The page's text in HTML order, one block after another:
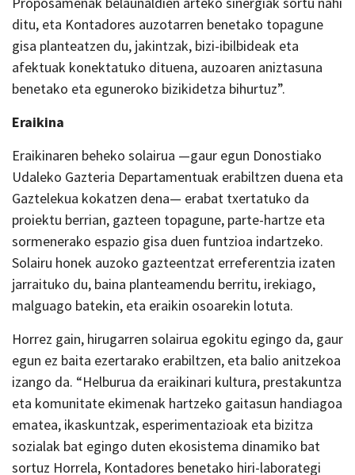
ditu, eta Kontadores auzotarren benetako topagune
gisa planteatzen du, jakintzak, bizi-ibilbideak eta
afektuak konektatuko dituena, auzoaren aniztasuna
benetako eta eguneroko bizikidetza bihurtuz”.
Eraikina
Eraikinaren beheko solairua —gaur egun Donostiako
Udaleko Gazteria Departamentuak erabiltzen duena eta
Gaztelekua kokatzen dena— erabat txertatuko da
proiektu berrian, gazteen topagune, parte-hartze eta
sormenerako espazio gisa duen funtzioa indartzeko.
Solairu honek auzoko gazteentzat erreferentzia izaten
jarraituko du, baina planteamendu berritu, irekiago,
malguago batekin, eta eraikin osoarekin lotuta.
Horrez gain, hirugarren solairua egokitu egingo da, gaur
egun ez baita ezertarako erabiltzen, eta balio anitzekoa
izango da. “Helburua da eraikinari kultura, prestakuntza
eta komunitate ekimenak hartzeko gaitasun handiagoa
ematea, ikaskuntzak, esperimentazioak eta bizitza
sozialak bat egingo duten ekosistema dinamiko bat
sortuz Horrela, Kontadores benetako hiri-laborategi